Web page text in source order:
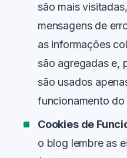
são mais
mensagens de
as informações
são agregadas e,
são usados
funcionamento do
Cookies de
o blog lembre as